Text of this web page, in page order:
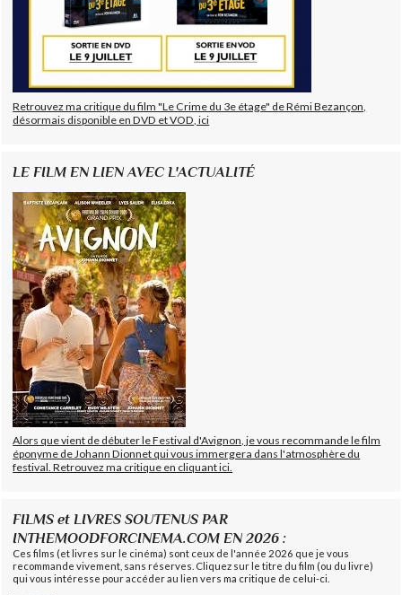
Retrouvez ma critique du film "Le Crime du 3e étage" de Rémi Bezançon,
désormais disponible en DVD et VOD, ici
LE FILM EN LIEN AVEC L'ACTUALITÉ
Alors que vient de débuter le Festival d'Avignon, je vous recommande le film
éponyme de Johann Dionnet qui vous immergera dans l'atmosphère du
festival. Retrouvez ma critique en cliquant ici.
FILMS et LIVRES SOUTENUS PAR
INTHEMOODFORCINEMA.COM EN 2026 :
Ces films (et livres sur le cinéma) sont ceux de l'année 2026 que je vous
recommande vivement, sans réserves. Cliquez sur le titre du film (ou du livre)
qui vous intéresse pour accéder au lien vers ma critique de celui-ci.